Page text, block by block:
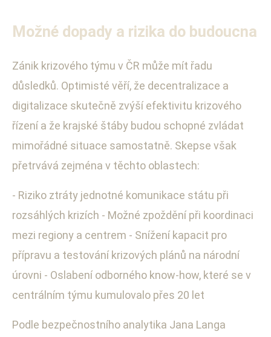
Možné dopady a rizika do budoucna
Zánik krizového týmu v ČR může mít řadu
důsledků. Optimisté věří, že decentralizace a
digitalizace skutečně zvýší efektivitu krizového
řízení a že krajské štáby budou schopné zvládat
mimořádné situace samostatně. Skepse však
přetrvává zejména v těchto oblastech:
- Riziko ztráty jednotné komunikace státu při
rozsáhlých krizích - Možné zpoždění při koordinaci
mezi regiony a centrem - Snížení kapacit pro
přípravu a testování krizových plánů na národní
úrovni - Oslabení odborného know-how, které se v
centrálním týmu kumulovalo přes 20 let
Podle bezpečnostního analytika Jana Langa